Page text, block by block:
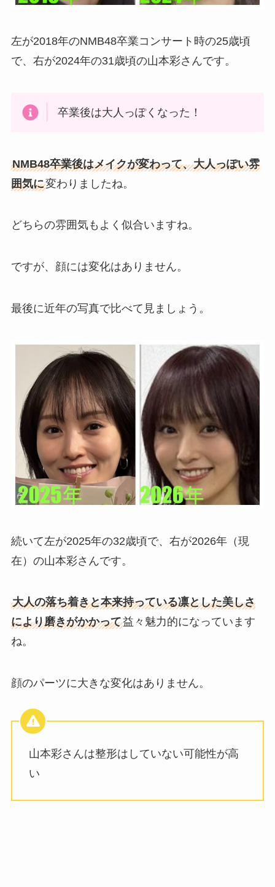
左が2018年のNMB48卒業コンサート時の25歳頃
で、右が2024年の31歳頃の山本彩さんです。
卒業後は大人っぽくなった！
NMB48卒業後はメイクが変わって、大人っぽい雰
囲気に変わりましたね。
どちらの雰囲気もよく似合いますね。
ですが、顔には変化はありません。
最後に近年の写真で比べて見ましょう。
続いて左が2025年の32歳頃で、右が2026年（現
在）の山本彩さんです。
大人の落ち着きと本来持っている凛とした美しさ
により磨きがかかって益々魅力的になっています
ね。
顔のパーツに大きな変化はありません。
山本彩さんは整形はしていない可能性が高
い